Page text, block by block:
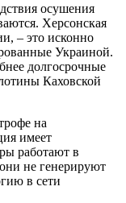
осушения
Херсонская
– это исконно
Украиной.
долгосрочные
Каховской
на
имеет
работают в
не генерируют
в сети